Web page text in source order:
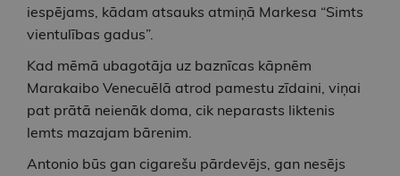
iespējams, kādam atsauks atmiņā Markesa “Simts
vientulības gadus”.
Kad mēmā ubagotāja uz baznīcas kāpnēm
Marakaibo Venecuēlā atrod pamestu zīdaini, viņai
pat prātā neienāk doma, cik neparasts liktenis
lemts mazajam bārenim.
Antonio būs gan cigarešu pārdevējs, gan nesējs